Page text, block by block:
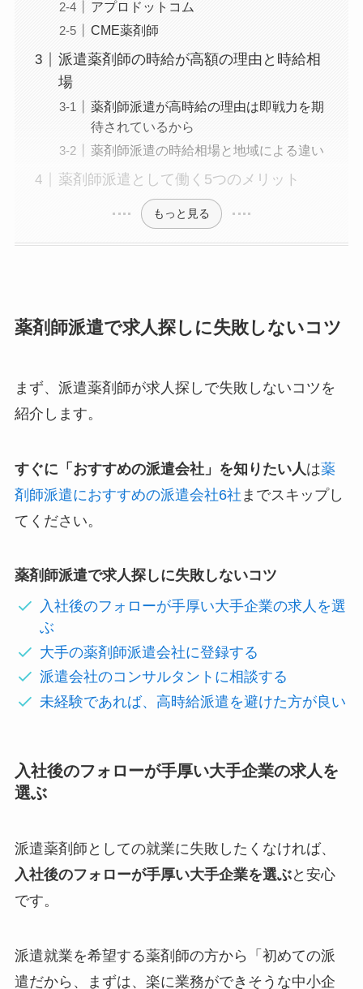
アプロドットコム
CME薬剤師
派遣薬剤師の時給が高額の理由と時給相
場
薬剤師派遣が高時給の理由は即戦力を期
待されているから
薬剤師派遣の時給相場と地域による違い
薬剤師派遣として働く5つのメリット
もっと見る
薬剤師派遣で求人探しに失敗しないコツ
まず、派遣薬剤師が求人探しで失敗しないコツを
紹介します。
すぐに「おすすめの派遣会社」を知りたい人 は薬
剤師派遣におすすめの派遣会社6社 までスキップし
てください。
薬剤師派遣で求人探しに失敗しないコツ
入社後のフォローが手厚い大手企業の求人を選
ぶ
大手の薬剤師派遣会社に登録する
派遣会社のコンサルタントに相談する
未経験であれば、高時給派遣を避けた方が良い
入社後のフォローが手厚い大手企業の求人を
選ぶ
派遣薬剤師としての就業に失敗したくなければ、
入社後のフォローが手厚い大手企業を選ぶと安心
です。
派遣就業を希望する薬剤師の方から「初めての派
遣だから、まずは、楽に業務ができそうな中小企